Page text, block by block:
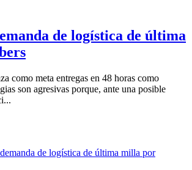
de logística de última
como meta entregas en 48 horas como
son agresivas porque, ante una posible